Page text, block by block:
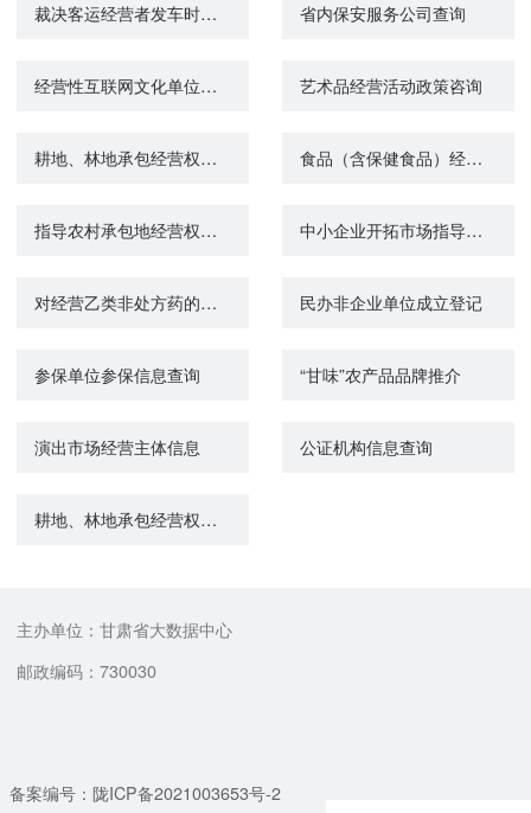
裁决客运经营者发车时间安排纠纷 省内保安服务公司查询
经营性互联网文化单位信息 艺术品经营活动政策咨询
耕地、林地承包经营权首次登记 食品（含保健食品）经营许可延续
指导农村承包地经营权流转 中小企业开拓市场指导和服务咨询
对经营乙类非处方药的药品零售企业从业人员资格认定 民办非企业单位成立登记
参保单位参保信息查询 “甘味”农产品品牌推介
演出市场经营主体信息 公证机构信息查询
耕地、林地承包经营权转移登记
主办单位：甘肃省大数据中心
邮政编码：730030
备案编号：陇ICP备2021003653号-2